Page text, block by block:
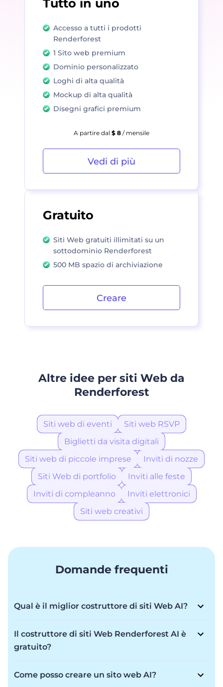
Gratuito
Siti Web gratuiti illimitati su un
sottodominio Renderforest
500 MB spazio di archiviazione
Creare
Tutto in uno
Accesso a tutti i prodotti
Renderforest
1 Sito web premium
Dominio personalizzato
Loghi di alta qualità
Mockup di alta qualità
Disegni grafici premium
A partire dal $ 8 / mensile
Vedi di più
Altre idee per siti Web da
Renderforest
Siti web di eventi
Siti web RSVP
Biglietti da visita digitali
Siti web di piccole imprese
Inviti di nozze
Siti Web di portfolio
Inviti alle feste
Inviti di compleanno
Inviti elettronici
Siti web creativi
Domande frequenti
Qual è il miglior costruttore di siti Web AI?
flessibilità per trasformare la tua visione in realtà con
per un sito Web che ti impressiona. Che tu sia un
presenza online in pochi minuti con immagini
Il costruttore di siti Web Renderforest AI è
gratuito?
Freemium. Sebbene sia possibile creare un sito Web
gratuitamente, tramite l'abbonamento sono disponibili
Come posso creare un sito web AI?